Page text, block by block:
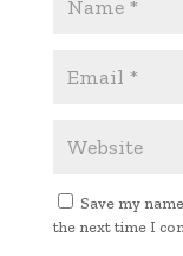
Save my
the next time I